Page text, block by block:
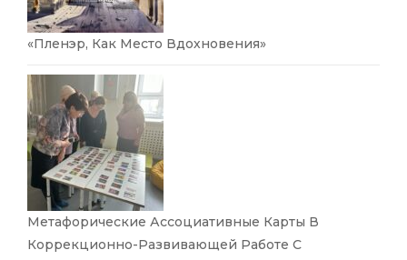
«Пленэр, Как Место Вдохновения»
Метафорические Ассоциативные Карты В
Коррекционно-Развивающей Работе С